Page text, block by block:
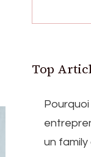
Top
un family